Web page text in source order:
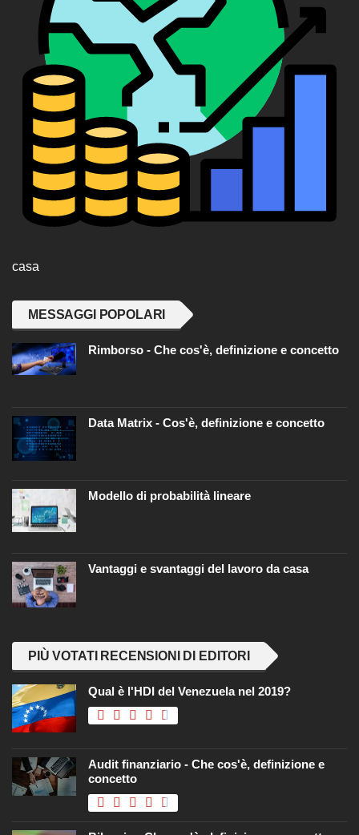
casa
MESSAGGI POPOLARI
Rimborso - Che cos'è, definizione e concetto
Data Matrix - Cos'è, definizione e concetto
Modello di probabilità lineare
Vantaggi e svantaggi del lavoro da casa
PIÙ VOTATI RECENSIONI DI EDITORI
Qual è l'HDI del Venezuela nel 2019?
Audit finanziario - Che cos'è, definizione e
concetto